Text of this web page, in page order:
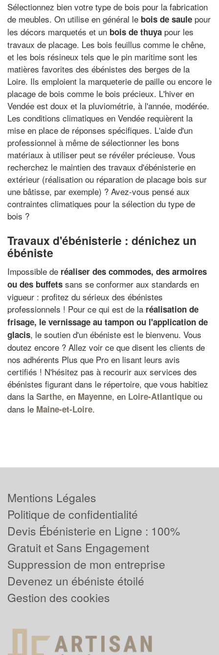
Sélectionnez bien votre type de bois pour la fabrication
de meubles. On utilise en général le bois de saule pour
les décors marquetés et un bois de thuya pour les
travaux de placage. Les bois feuillus comme le chêne,
et les bois résineux tels que le pin maritime sont les
matières favorites des ébénistes des berges de la
Loire. Ils emploient la marqueterie de paille ou encore le
placage de bois comme le bois précieux. L'hiver en
Vendée est doux et la pluviométrie, à l'année, modérée.
Les conditions climatiques en Vendée requièrent la
mise en place de réponses spécifiques. L'aide d'un
professionnel à même de sélectionner les bons
matériaux à utiliser peut se révéler précieuse. Vous
recherchez le maintien des travaux d'ébénisterie en
extérieur (réalisation ou réparation de placage bois sur
une bâtisse, par exemple) ? Avez-vous pensé aux
contraintes climatiques pour la sélection du type de
bois ?
Travaux d'ébénisterie : dénichez un
ébéniste
Impossible de réaliser des commodes, des armoires
ou des buffets sans se conformer aux standards en
vigueur : profitez du sérieux des ébénistes
professionnels ! Pour ce qui est de la réalisation de
frisage, le vernissage au tampon ou l'application de
glacis, le soutien d'un ébéniste est le bienvenu. Vous
doutez encore ? Allez voir ce que disent les clients de
nos adhérents Plus que Pro en lisant leurs avis
certifiés ! N'hésitez pas à recourir aux services des
ébénistes figurant dans le répertoire, que vous habitiez
dans la Sarthe, en Mayenne, en Loire-Atlantique ou
dans le Maine-et-Loire.
Mentions Légales
Politique de confidentialité
Devis Ébénisterie en Ligne : 100%
Gratuit et Sans Engagement
Suppression de mon entreprise
Devenez un ébéniste étoilé
Gestion des cookies